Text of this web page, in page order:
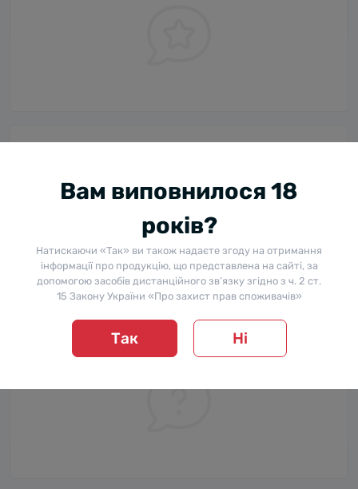
Додайте питання, і ми відповімо найближчим часом.
+ Додати питання
Немає питань про даний товар, станьте
першим і задайте своє питання.
Вам виповнилося 18
років?
Натискаючи «Так» ви також надаєте згоду на отримання
інформації про продукцію, що представлена на сайті, за
допомогою засобів дистанційного зв’язку згідно з ч. 2 ст.
15 Закону України «Про захист прав споживачів»
Так Ні